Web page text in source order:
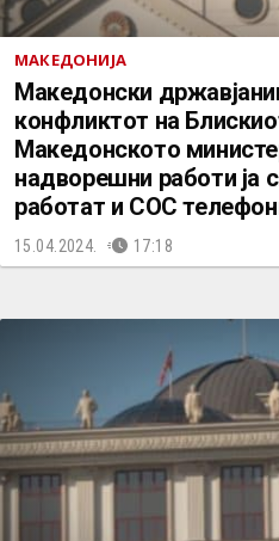
МАКЕДОНИЈА
Македонски
конфликтот на
Македонското
надворешни работи ја
работат и СОС
15.04.2024. 17:18